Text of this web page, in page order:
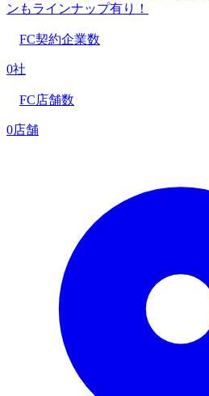
ンもラインナップ有り！
FC契約企業数
0社
FC店舗数
0店舗